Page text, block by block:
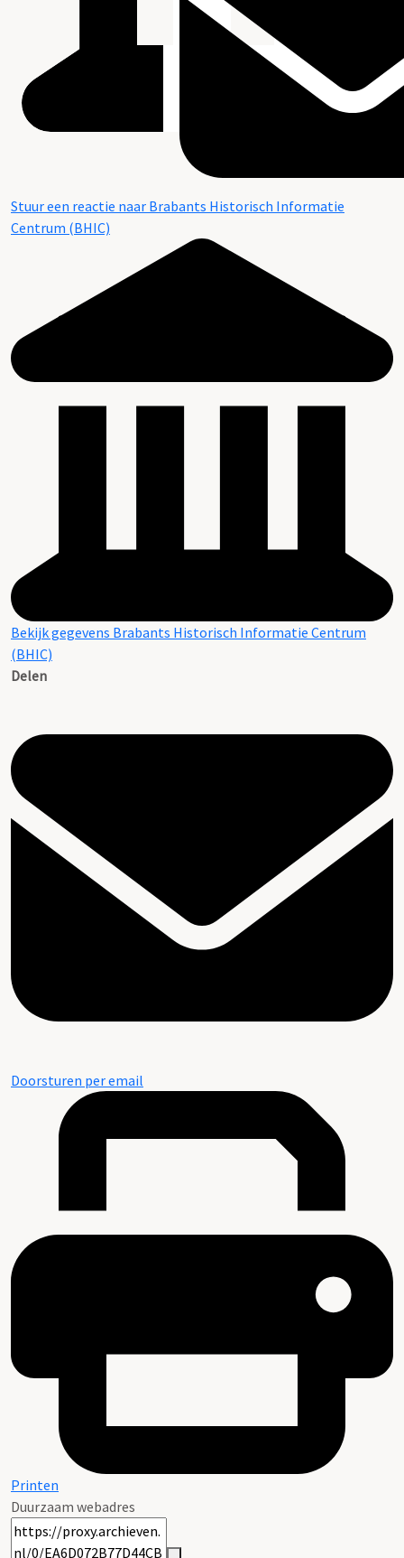
Stuur een reactie naar Brabants Historisch Informatie
Centrum (BHIC)
Bekijk gegevens Brabants Historisch Informatie Centrum
(BHIC)
Delen
Doorsturen per email
Printen
Duurzaam webadres